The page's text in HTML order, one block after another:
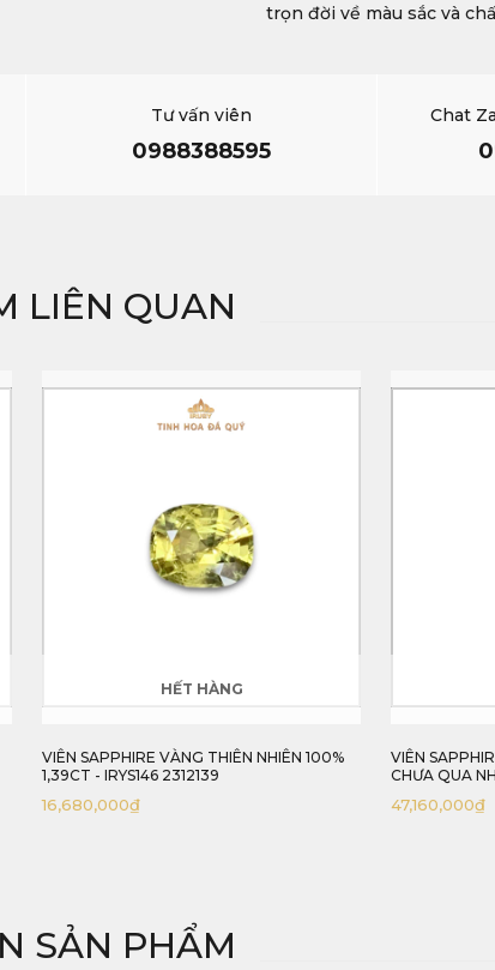
trọn đời về màu sắc và
Tư vấn viên
0988388595
Chat
LIÊN QUAN
HẾT HÀNG
VIÊN SAPPHIRE VÀNG THIÊN NHIÊN 100%
1,39CT - IRYS146 2312139
16,680,000₫
VIÊN
CHƯA QUA
47,160,000₫
SẢN PHẨM